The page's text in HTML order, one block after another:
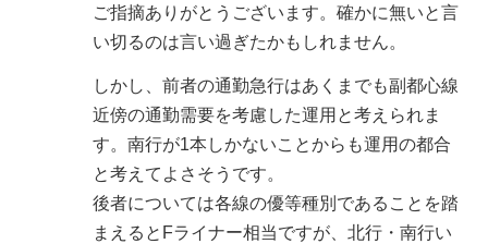
ご指摘ありがとうございます。確かに無いと言
い切るのは言い過ぎたかもしれません。
しかし、前者の通勤急行はあくまでも副都心線
近傍の通勤需要を考慮した運用と考えられま
す。南行が1本しかないことからも運用の都合
と考えてよさそうです。
後者については各線の優等種別であることを踏
まえるとFライナー相当ですが、北行・南行い